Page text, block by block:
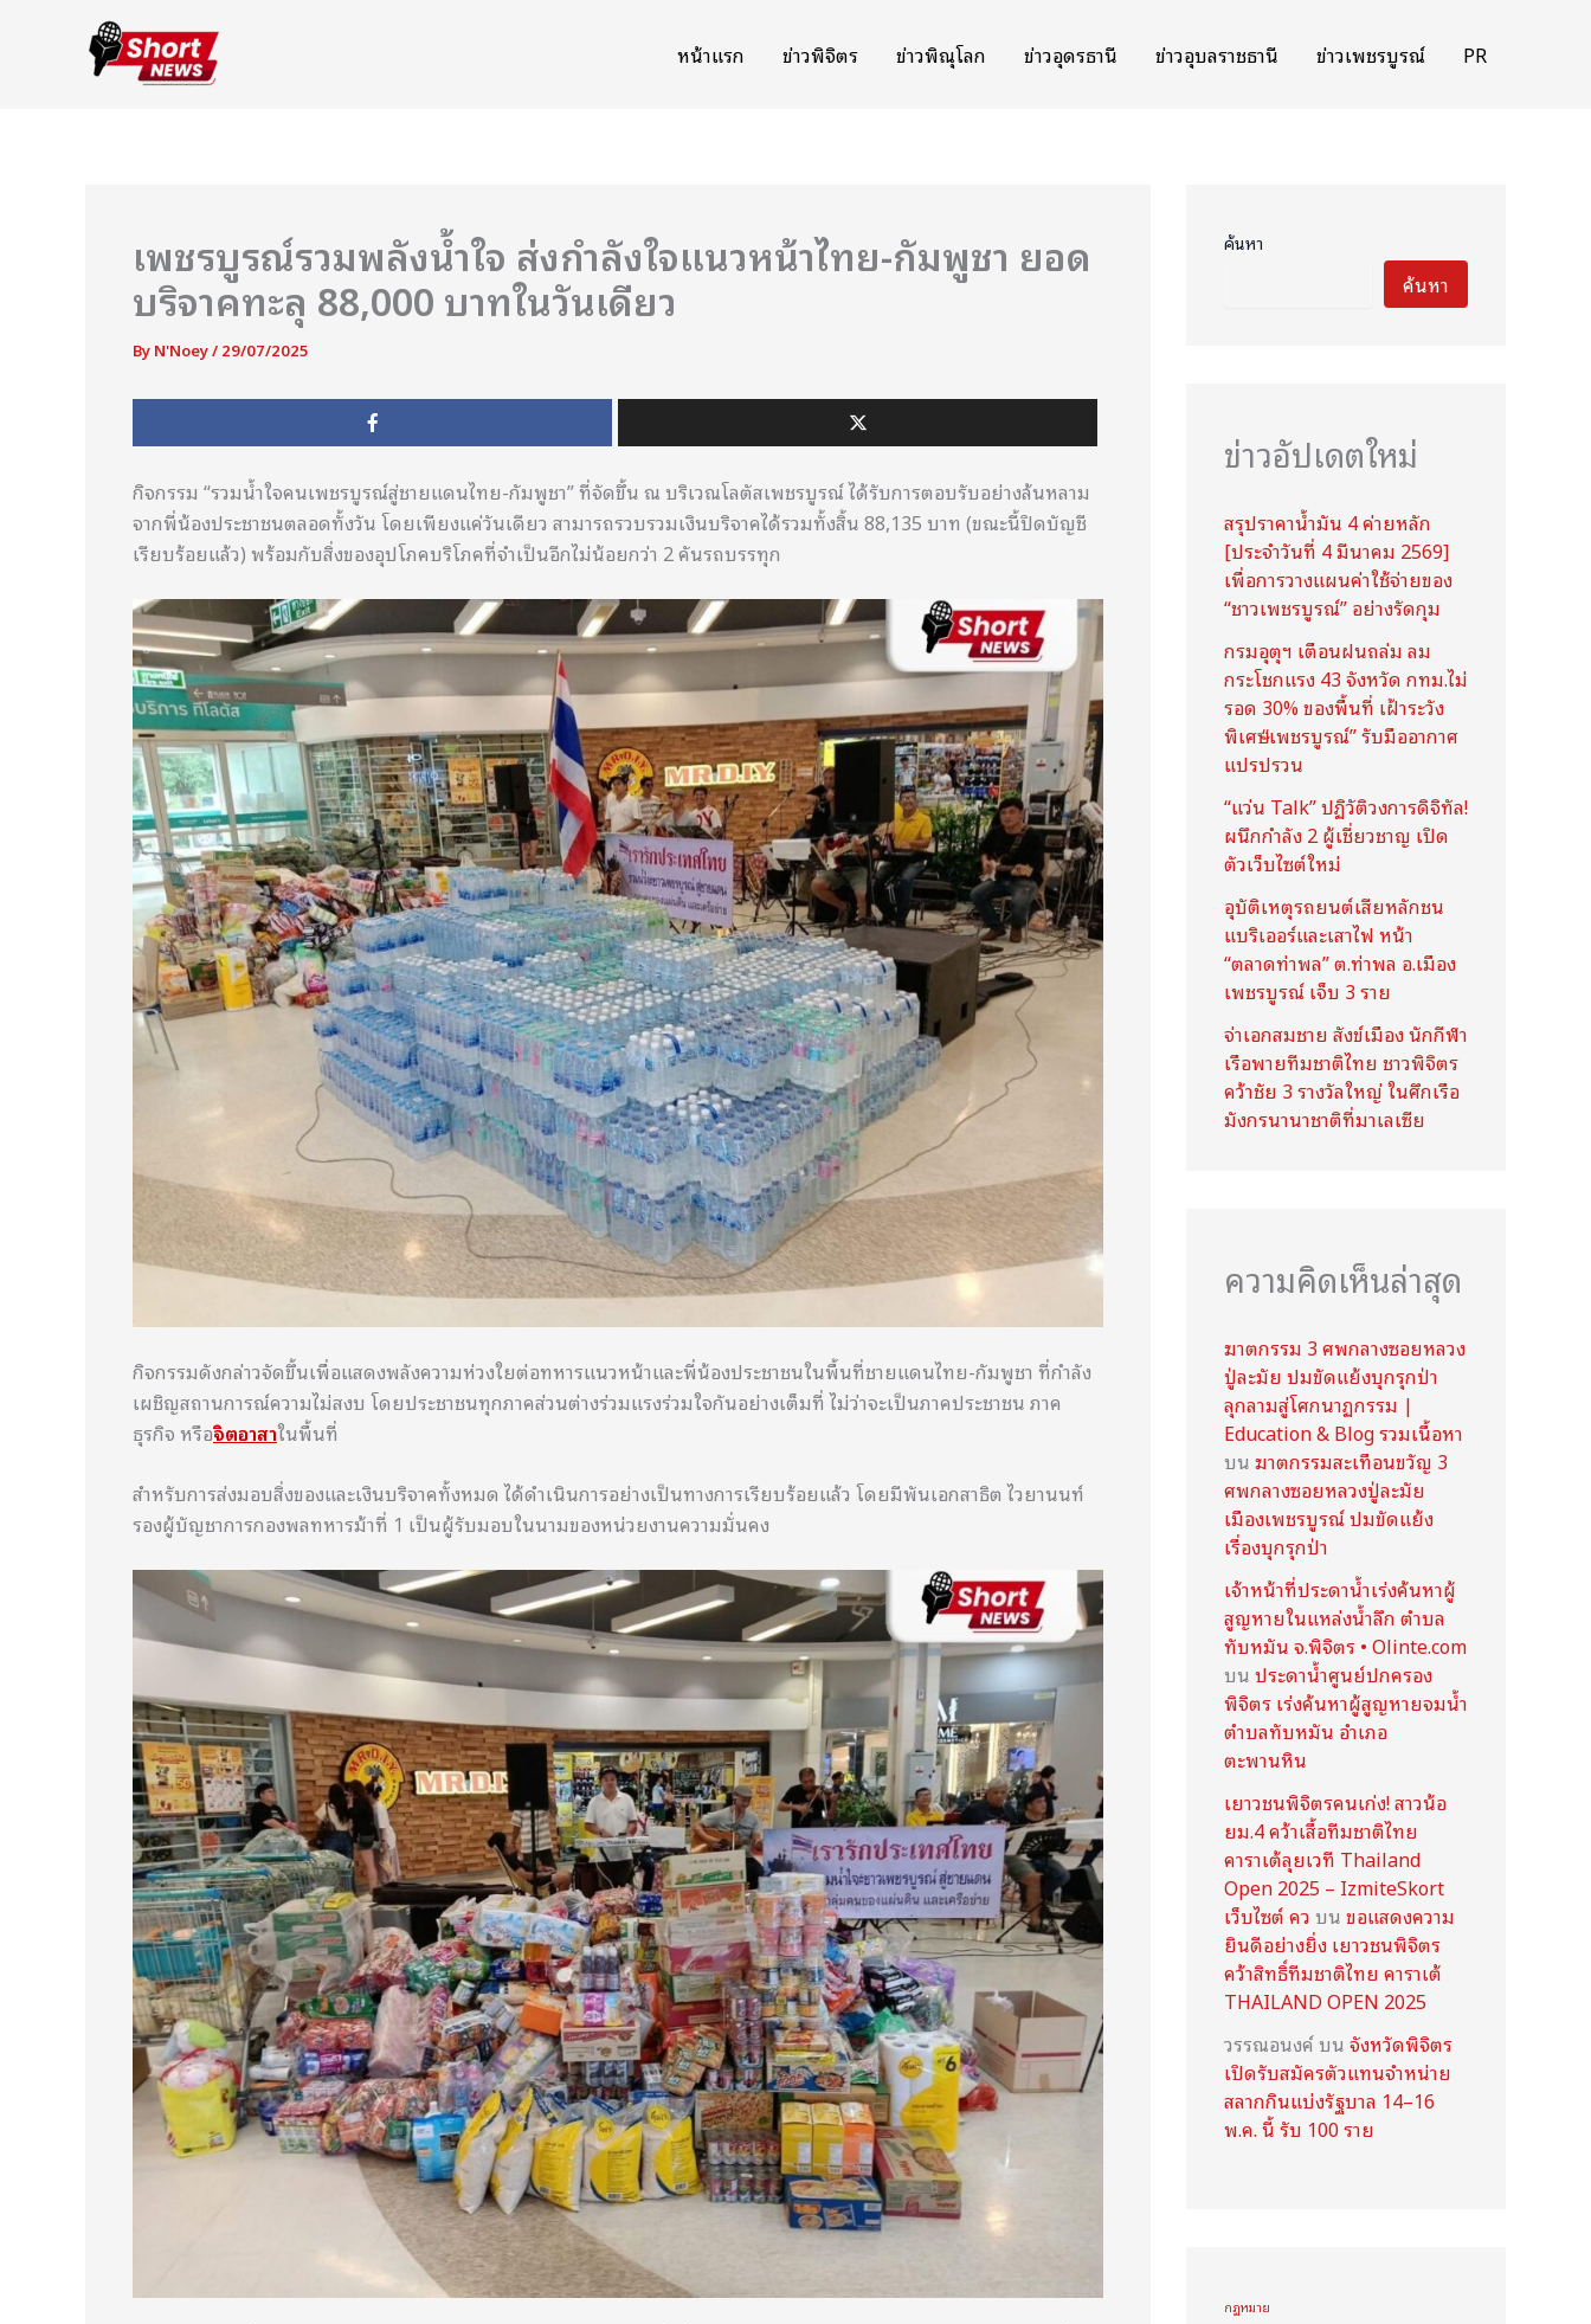
หน้าแรก ข่าวพิจิตร ข่าวพิษณุโลก ข่าวอุดรธานี ข่าวอุบลราชธานี ข่าวเพชรบูรณ์ PR
เพชรบูรณ์รวมพลังน้ำใจ ส่งกำลังใจแนวหน้าไทย-กัมพูชา ยอด
บริจาคทะลุ 88,000 บาทในวันเดียว
ByN'Noey/29/07/2025
กิจกรรม “รวมน้ำใจคนเพชรบูรณ์สู่ชายแดนไทย-กัมพูชา” ที่จัดขึ้น ณ บริเวณโลตัสเพชรบูรณ์ ได้รับการตอบรับอย่างล้นหลาม
จากพี่น้องประชาชนตลอดทั้งวัน โดยเพียงแค่วันเดียว สามารถรวบรวมเงินบริจาคได้รวมทั้งสิ้น 88,135 บาท (ขณะนี้ปิดบัญชี
เรียบร้อยแล้ว) พร้อมกับสิ่งของอุปโภคบริโภคที่จำเป็นอีกไม่น้อยกว่า 2 คันรถบรรทุก
กิจกรรมดังกล่าวจัดขึ้นเพื่อแสดงพลังความห่วงใยต่อทหารแนวหน้าและพี่น้องประชาชนในพื้นที่ชายแดนไทย-กัมพูชา ที่กำลัง
เผชิญสถานการณ์ความไม่สงบ โดยประชาชนทุกภาคส่วนต่างร่วมแรงร่วมใจกันอย่างเต็มที่ ไม่ว่าจะเป็นภาคประชาชน ภาค
ธุรกิจ หรือจิตอาสาในพื้นที่
สำหรับการส่งมอบสิ่งของและเงินบริจาคทั้งหมด ได้ดำเนินการอย่างเป็นทางการเรียบร้อยแล้ว โดยมีพันเอกสาธิต ไวยานนท์
รองผู้บัญชาการกองพลทหารม้าที่ 1 เป็นผู้รับมอบในนามของหน่วยงานความมั่นคง
ค้นหา
ค้นหา
ข่าวอัปเดตใหม่
สรุปราคาน้ำมัน 4 ค่ายหลัก
[ประจำวันที่ 4 มีนาคม 2569]
เพื่อการวางแผนค่าใช้จ่ายของ
“ชาวเพชรบูรณ์” อย่างรัดกุม
กรมอุตุฯ เตือนฝนถล่ม ลม
กระโชกแรง 43 จังหวัด กทม.ไม่
รอด 30% ของพื้นที่ เฝ้าระวัง
พิเศษ “เพชรบูรณ์” รับมืออากาศ
แปรปรวน
“แว่น Talk” ปฏิวัติวงการดิจิทัล!
ผนึกกำลัง 2 ผู้เชี่ยวชาญ เปิด
ตัวเว็บไซต์ใหม่
อุบัติเหตุรถยนต์เสียหลักชน
แบริเออร์และเสาไฟ หน้า
“ตลาดท่าพล” ต.ท่าพล อ.เมือง
เพชรบูรณ์ เจ็บ 3 ราย
จ่าเอกสมชาย สังข์เมือง นักกีฬา
เรือพายทีมชาติไทย ชาวพิจิตร
คว้าชัย 3 รางวัลใหญ่ ในศึกเรือ
มังกรนานาชาติที่มาเลเซีย
ความคิดเห็นล่าสุด
ฆาตกรรม 3 ศพกลางซอยหลวง
ปู่ละมัย ปมขัดแย้งบุกรุกป่า
ลุกลามสู่โศกนาฏกรรม |
Education & Blog รวมเนื้อหา
บนฆาตกรรมสะเทือนขวัญ 3
ศพกลางซอยหลวงปู่ละมัย
เมืองเพชรบูรณ์ ปมขัดแย้ง
เรื่องบุกรุกป่า
เจ้าหน้าที่ประดาน้ำเร่งค้นหาผู้
สูญหายในแหล่งน้ำลึก ตำบล
ทับหมัน จ.พิจิตร • Olinte.com
บนประดาน้ำศูนย์ปกครอง
พิจิตร เร่งค้นหาผู้สูญหายจมน้ำ
ตำบลทับหมัน อำเภอ
ตะพานหิน
เยาวชนพิจิตรคนเก่ง! สาวน้อ
ยม.4 คว้าเสื้อทีมชาติไทย
คาราเต้ลุยเวที Thailand
Open 2025 – IzmiteSkort
เว็บไซต์ ควบนขอแสดงความ
ยินดีอย่างยิ่ง เยาวชนพิจิตร
คว้าสิทธิ์ทีมชาติไทย คาราเต้
THAILAND OPEN 2025
วรรณอนงค์บนจังหวัดพิจิตร
เปิดรับสมัครตัวแทนจำหน่าย
สลากกินแบ่งรัฐบาล 14–16
พ.ค. นี้ รับ 100 ราย
กฏหมาย